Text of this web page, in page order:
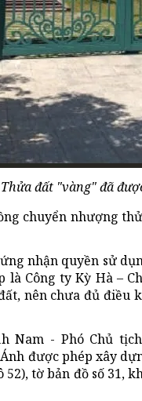
Thửa đất "vàng" đã
chuyển nhượng
nhận quyền sử
Công ty Kỳ Hà –
nên chưa đủ
Nam - Phó Chủ
Ánh được phép xây
tờ bản đồ số 31,